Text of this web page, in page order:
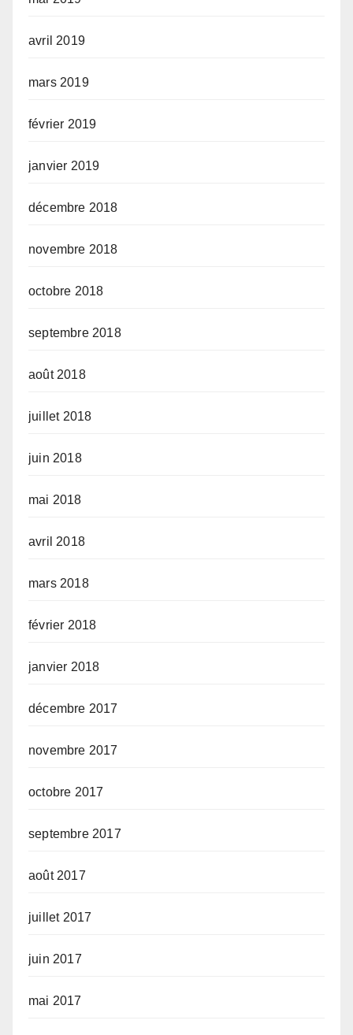
avril 2019
mars 2019
février 2019
janvier 2019
décembre 2018
novembre 2018
octobre 2018
septembre 2018
août 2018
juillet 2018
juin 2018
mai 2018
avril 2018
mars 2018
février 2018
janvier 2018
décembre 2017
novembre 2017
octobre 2017
septembre 2017
août 2017
juillet 2017
juin 2017
mai 2017